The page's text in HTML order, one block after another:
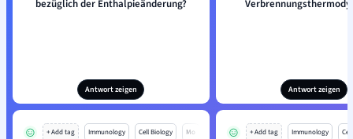
bezüglich der Enthalpieänderung?
Antwort zeigen Antwort zeigen
+ Add tag Immunology Cell Biology Mo + Add tag Immunology